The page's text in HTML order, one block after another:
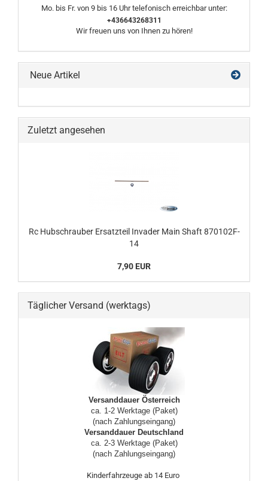
Mo. bis Fr. von 9 bis 16 Uhr telefonisch erreichbar unter:
+436643268311
Wir freuen uns von Ihnen zu hören!
Neue Artikel
Zuletzt angesehen
Rc Hubschrauber Ersatzteil Invader Main Shaft 870102F-
14
7,90 EUR
Täglicher Versand (werktags)
Versanddauer Österreich
ca. 1-2 Werktage (Paket)
(nach Zahlungseingang)
Versanddauer Deutschland
ca. 2-3 Werktage (Paket)
(nach Zahlungseingang)
Kinderfahrzeuge ab 14 Euro